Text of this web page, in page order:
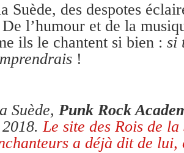
Suède, des despotes
l’humour et de la
ils le chantent si bien : si
!
Suède, Punk Rock
Le site des Rois de la
a déjà dit de lui,